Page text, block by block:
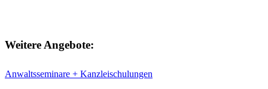
Weitere Angebote:
Anwaltsseminare + Kanzleischulungen